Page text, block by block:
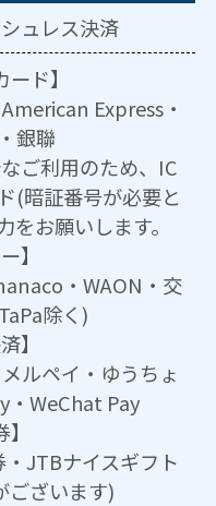
ュレス決済
ド】
Express・
銀聯
ご利用のため、IC
(暗証番号が必要と
お願いします。
】
・WAON・交
除く)
】
ルペイ・ゆうちょ
・WeChat Pay
JTBナイスギフト
ございます)